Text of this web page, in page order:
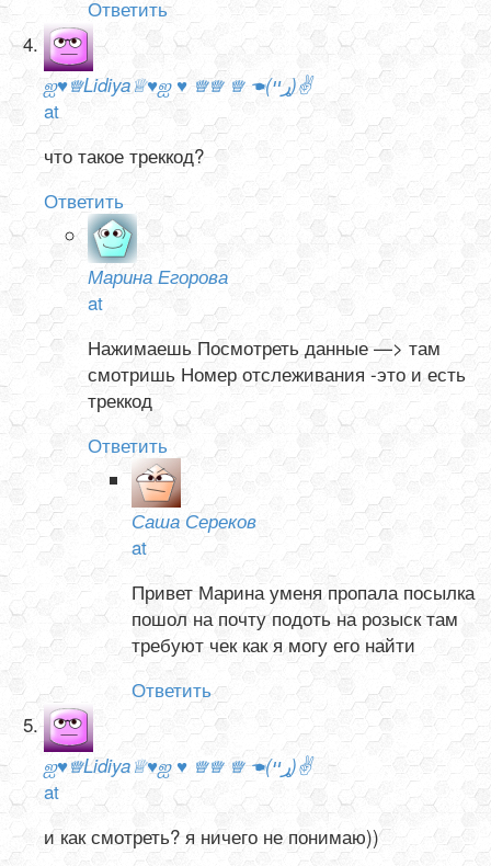
Ответить
ஐ♥♕Lidiya♕♥ஐ ♥ ♕♕ ♕ ☚(ړײ)✌
at
что такое треккод?
Ответить
Марина Егорова
at
Нажимаешь Посмотреть данные —> там
смотришь Номер отслеживания -это и есть
треккод
Ответить
Саша Сереков
at
Привет Марина уменя пропала посылка
пошол на почту подоть на розыск там
требуют чек как я могу его найти
Ответить
ஐ♥♕Lidiya♕♥ஐ ♥ ♕♕ ♕ ☚(ړײ)✌
at
и как смотреть? я ничего не понимаю))